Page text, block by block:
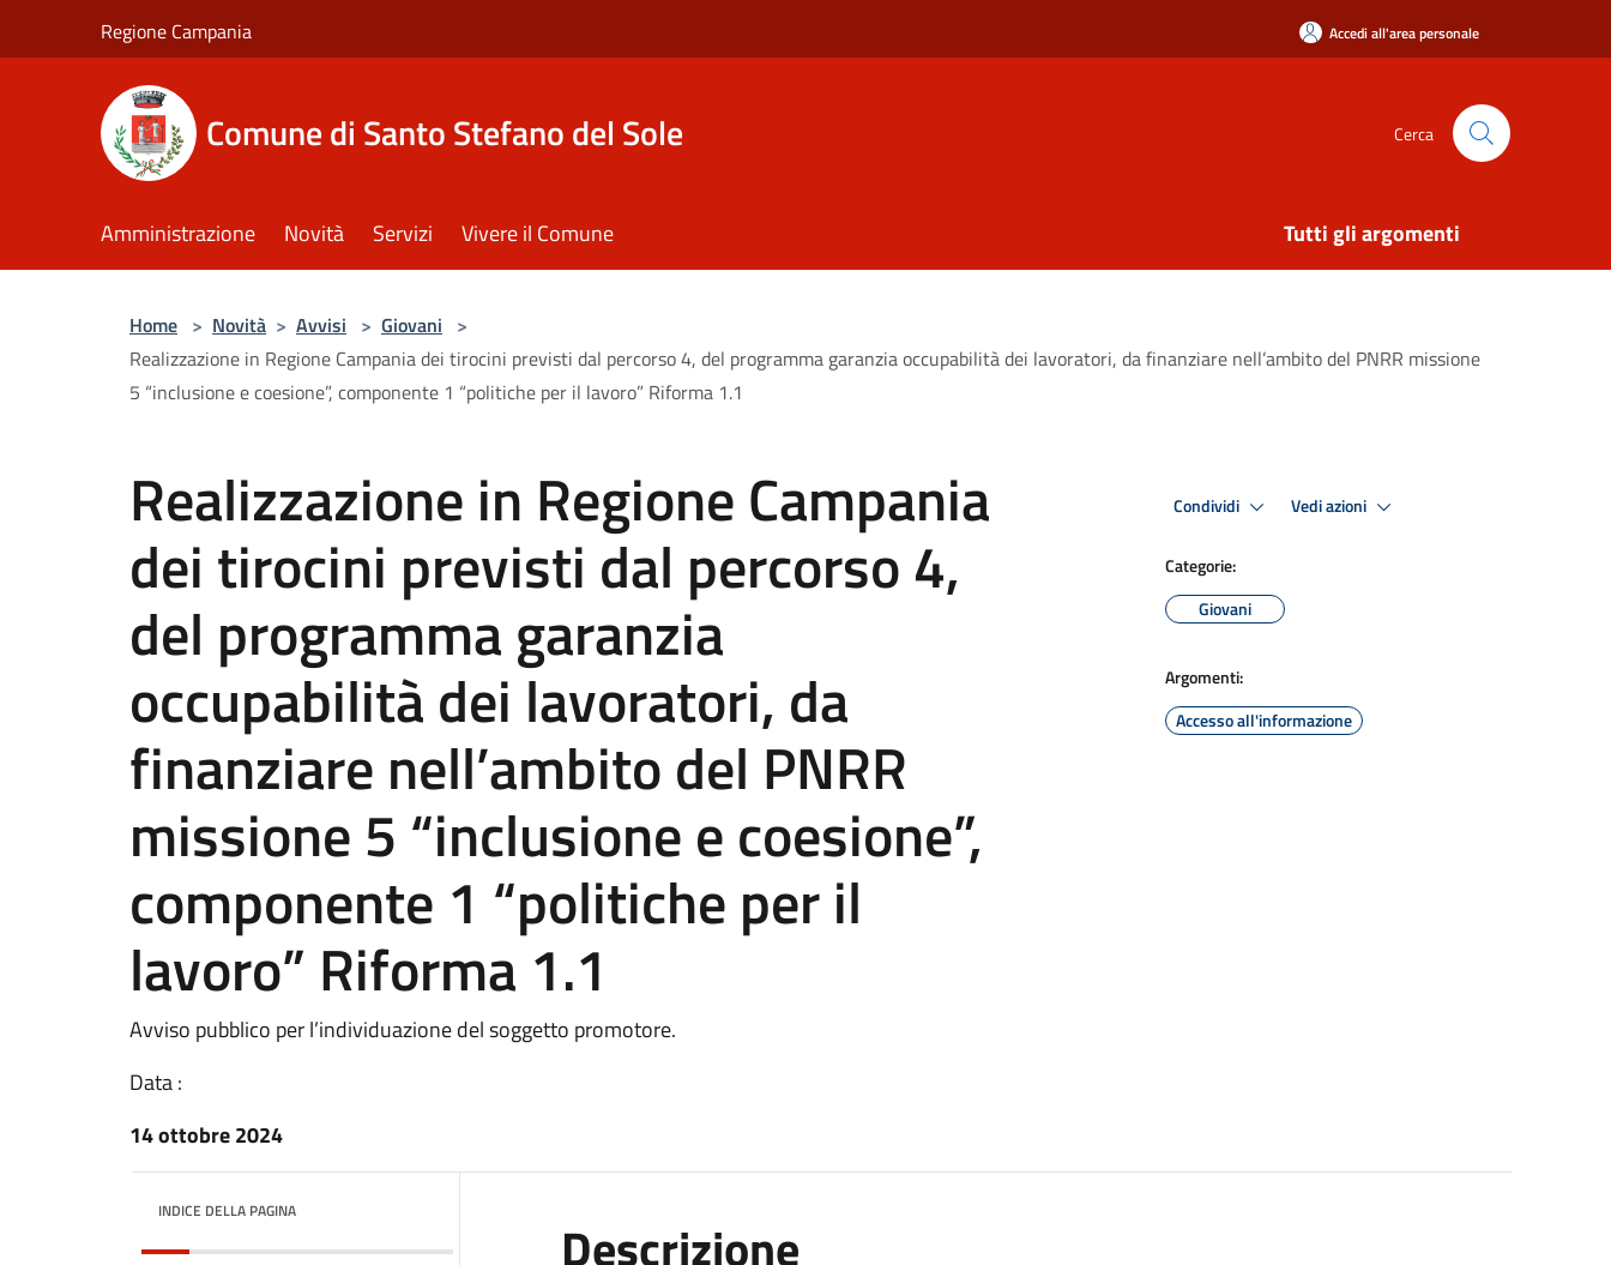
Regione Campania Accedi all'area personale
Comune di Santo Stefano del Sole Cerca
Amministrazione Novità Servizi Vivere il Comune Tutti gli argomenti
Home > Novità > Avvisi > Giovani >
Realizzazione in Regione Campania dei tirocini previsti dal percorso 4, del programma garanzia occupabilità dei lavoratori, da finanziare nell’ambito del PNRR missione
5 “inclusione e coesione”, componente 1 “politiche per il lavoro” Riforma 1.1
Realizzazione in Regione Campania
dei tirocini previsti dal percorso 4,
del programma garanzia
occupabilità dei lavoratori, da
finanziare nell’ambito del PNRR
missione 5 “inclusione e coesione”,
componente 1 “politiche per il
lavoro” Riforma 1.1
Avviso pubblico per l’individuazione del soggetto promotore.
Data :
14 ottobre 2024
Condividi Vedi azioni
Categorie:
Giovani
Argomenti:
Accesso all'informazione
INDICE DELLA PAGINA
Descrizione